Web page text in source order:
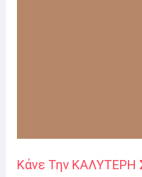
Κάνε Την ΚΑΛΥΤΕΡΗ